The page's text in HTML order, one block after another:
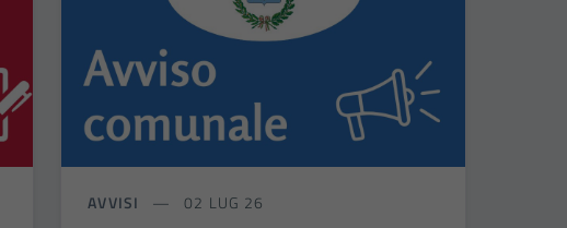
AVVISI 02 LUG 26